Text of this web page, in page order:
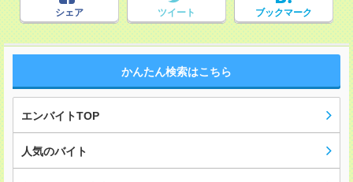
シェア ツイート ブックマーク
かんたん検索はこちら
エンバイトTOP
人気のバイト